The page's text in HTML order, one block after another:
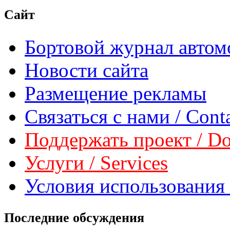
Сайт
Бортовой журнал
Новости сайта
Размещение рекламы
Связаться с нами /
Поддержать проект /
Услуги / Services
Условия
Последние обсуждения